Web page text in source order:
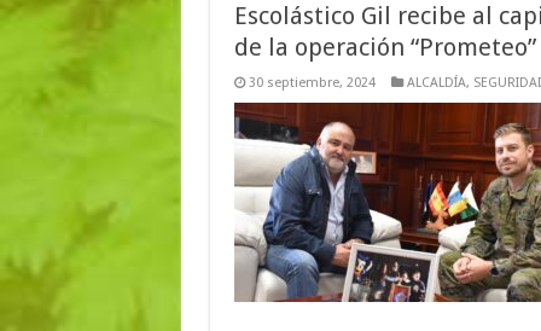
Escolástico Gil recibe al
de la operación
30 septiembre, 2024 ALCALDÍA,